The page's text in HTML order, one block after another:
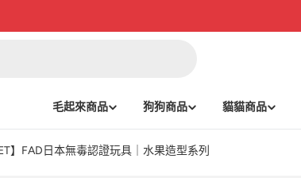
毛起來商品 狗狗商品 貓貓商品
】FAD日本無毒認證玩具｜水果造型系列